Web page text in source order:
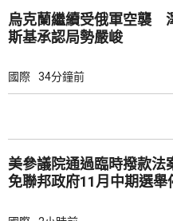
烏克蘭繼續受俄軍空襲
斯基承認局勢嚴峻
國際 34分鐘前
美參議院通過臨時撥款法案
免聯邦政府11月中期選舉